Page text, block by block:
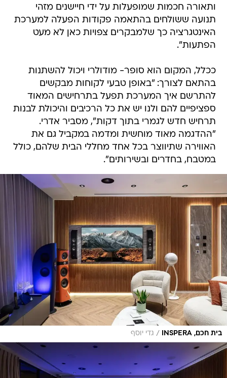
ותאורה חכמות שמופעלות על ידי חיישנים מזהי
תנועה ששולחים בהתאמה פקודות הפעלה למערכת
האינטגרציה כך שלמבקרים צפויות כאן לא מעט
הפתעות".
ככלל, המקום הוא סופר- מודולרי ויכול להשתנות
בהתאם לצורך: "באופן טבעי לקוחות מבקשים
להתרשם איך המערכת תפעל בתרחישים המאוד
ספציפיים להם ולנו יש את כל הרכיבים והיכולת לבנות
תרחיש חדש לגמרי בתוך דקות", מסביר אדרי.
"ההדגמה מאוד מוחשית ומדמה במקביל גם את
האווירה שתיווצר בכל אחד מחללי הבית שלהם, כולל
במטבח, בחדרים ובשירותים".
בית חכם, INSPERA / גדי יוסף